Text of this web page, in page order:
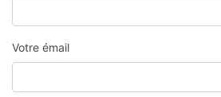
Votre émail